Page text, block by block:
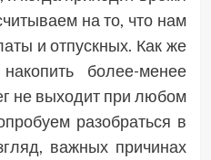
на то, что нам
и отпускных. Как же
более-менее
не выходит при любом
разобраться в
важных причинах